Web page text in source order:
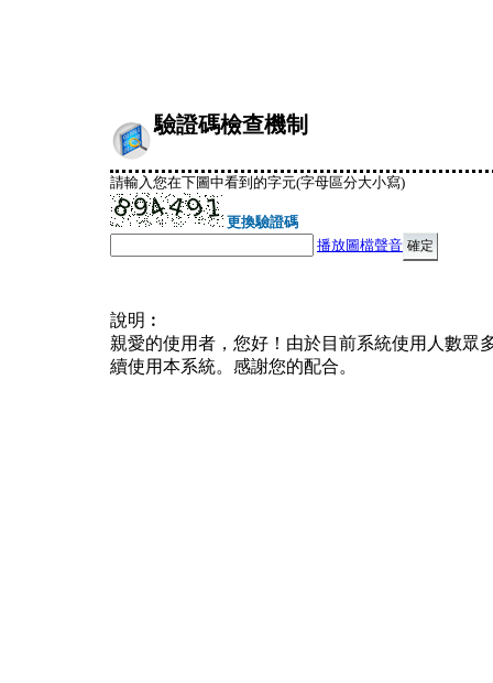
驗證碼檢查機制
請輸入您在下圖中看到的字元(字母區分大小寫)
更換驗證碼
播放圖檔聲音
說明︰
親愛的使用者，您好！由於目前系統使用人數眾
續使用本系統。感謝您的配合。